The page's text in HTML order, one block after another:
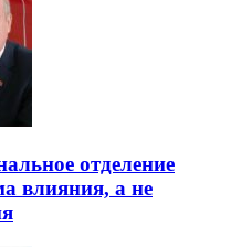
отделение
влияния, а не